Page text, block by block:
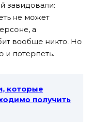
завидовали:
не может
а
вообще никто. Но
и потерпеть.
которые
получить